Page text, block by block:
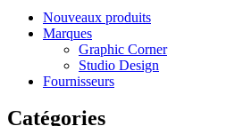
Nouveaux produits
Marques
Graphic Corner
Studio Design
Fournisseurs
Catégories